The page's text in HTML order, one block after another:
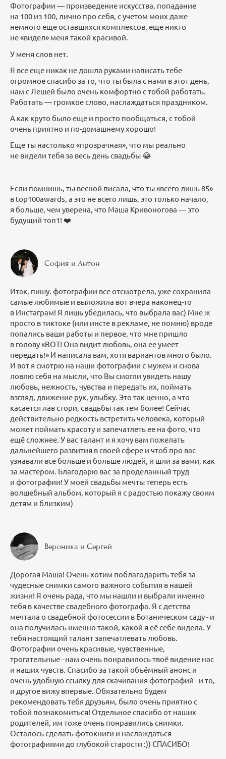
Фотографии — произведение искусства, попадание
на 100 из 100, лично про себя, с учетом моих даже
немного еще оставшихся комплексов, еще никто
не «видел» меня такой красивой.
У меня слов нет.
Я все еще никак не дошла руками написать тебе
огромное спасибо за то, что ты была с нами в этот день,
нам с Лешей было очень комфортно с тобой работать.
Работать — громкое слово, наслаждаться праздником.
А как круто было еще и просто пообщаться, с тобой
очень приятно и по-домашнему хорошо!
Еще ты настолько «прозрачная», что мы реально
не видели тебя за весь день свадьбы 😂
Если помнишь, ты весной писала, что ты «всего лишь 85»
в top100awards, а это не всего лишь, это только начало,
я больше, чем уверена, что Маша Кривоногова — это
будущий топ1! ❤️
София и Антон
Итак, пишу. фотографии все отсмотрела, уже сохранила
самые любимые и выложила вот вчера наконец-то
в Инстаграм! Я лишь убедилась, что выбрала вас) Мне ж
просто в тиктоке (или инсте в рекламе, не помню) вроде
попались ваши работы и первое, что мне пришло
в голову «ВОТ! Она видит любовь, она ее умеет
передать!» И написала вам, хотя вариантов много было.
И вот я смотрю на наши фотографии с мужем и снова
ловлю себя на мысли, что Вы смогли увидеть нашу
любовь, нежность, чувства и передать их, поймать
взгляд, движение рук, улыбку. Это так ценно, а что
касается лав стори, свадьбы так тем более! Сейчас
действительно редкость встретить человека, который
может поймать красоту и запечатлеть ее на фото, что
ещё сложнее. У вас талант и я хочу вам пожелать
дальнейшего развития в своей сфере и чтоб про вас
узнавали все больше и больше людей, и шли за вами, как
за мастером. Благодарю вас за проделанный труд
и фотографии! У моей свадьбы мечты теперь есть
волшебный альбом, который я с радостью покажу своим
детям и близким)
Вероника и Сергей
Дорогая Маша! Очень хотим поблагодарить тебя за
чудесные снимки самого важного события в нашей
жизни! Я очень рада, что мы нашли и выбрали именно
тебя в качестве свадебного фотографа. Я с детства
мечтала о свадебной фотосессии в Ботаническом саду - и
она получилась именно такой, какой я её себе видела. У
тебя настоящий талант запечатлевать любовь.
Фотографии очень красивые, чувственные,
трогательные - нам очень понравилось твоё видение нас
и наших чувств. Спасибо за такой объёмный анонс и
очень удобную ссылку для скачивания фотографий - и то,
и другое вижу впервые. Обязательно будем
рекомендовать тебя друзьям, было очень приятно с
тобой познакомиться! Отдельное спасибо от наших
родителей, им тоже очень понравились снимки.
Осталось сделать фотокниги и наслаждаться
фотографиями до глубокой старости :)) СПАСИБО!